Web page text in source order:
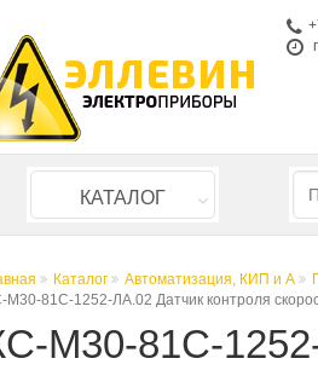
КАТАЛОГ
Каталог Автоматизация, КИП и А
М30-81С-1252-ЛА.02 Датчик контроля
М30-81С-